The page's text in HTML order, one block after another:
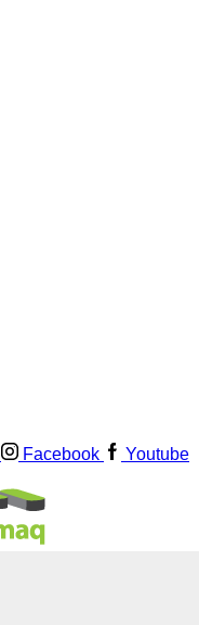
Facebook Youtube